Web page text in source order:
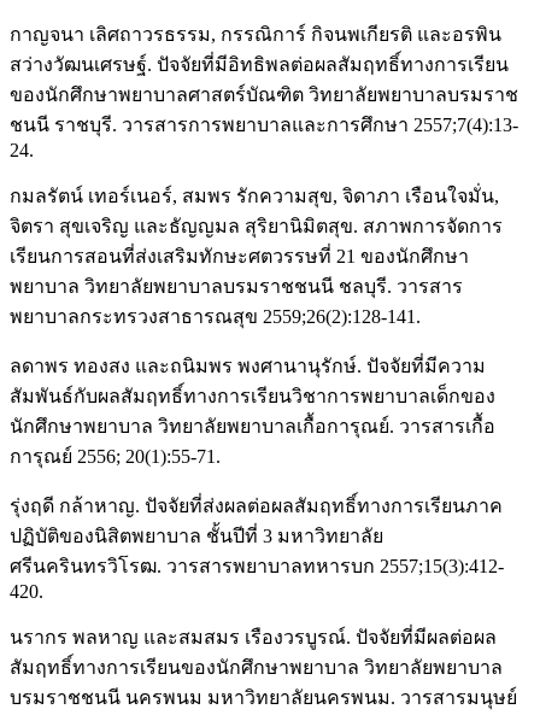
กาญจนา เลิศถาวรธรรม, กรรณิการ์ กิจนพเกียรติ และอรพิน
สว่างวัฒนเศรษฐ์. ปัจจัยที่มีอิทธิพลต่อผลสัมฤทธิ์ทางการเรียน
ของนักศึกษาพยาบาลศาสตร์บัณฑิต วิทยาลัยพยาบาลบรมราช
ชนนี ราชบุรี. วารสารการพยาบาลและการศึกษา 2557;7(4):13-
24.
กมลรัตน์ เทอร์เนอร์, สมพร รักความสุข, จิดาภา เรือนใจมั่น,
จิตรา สุขเจริญ และธัญญมล สุริยานิมิตสุข. สภาพการจัดการ
เรียนการสอนที่ส่งเสริมทักษะศตวรรษที่ 21 ของนักศึกษา
พยาบาล วิทยาลัยพยาบาลบรมราชชนนี ชลบุรี. วารสาร
พยาบาลกระทรวงสาธารณสุข 2559;26(2):128-141.
ลดาพร ทองสง และถนิมพร พงศานานุรักษ์. ปัจจัยที่มีความ
สัมพันธ์กับผลสัมฤทธิ์ทางการเรียนวิชาการพยาบาลเด็กของ
นักศึกษาพยาบาล วิทยาลัยพยาบาลเกื้อการุณย์. วารสารเกื้อ
การุณย์ 2556; 20(1):55-71.
รุ่งฤดี กล้าหาญ. ปัจจัยที่ส่งผลต่อผลสัมฤทธิ์ทางการเรียนภาค
ปฏิบัติของนิสิตพยาบาล ชั้นปีที่ 3 มหาวิทยาลัย
ศรีนครินทรวิโรฒ. วารสารพยาบาลทหารบก 2557;15(3):412-
420.
นรากร พลหาญ และสมสมร เรืองวรบูรณ์. ปัจจัยที่มีผลต่อผล
สัมฤทธิ์ทางการเรียนของนักศึกษาพยาบาล วิทยาลัยพยาบาล
บรมราชชนนี นครพนม มหาวิทยาลัยนครพนม. วารสารมนุษย์